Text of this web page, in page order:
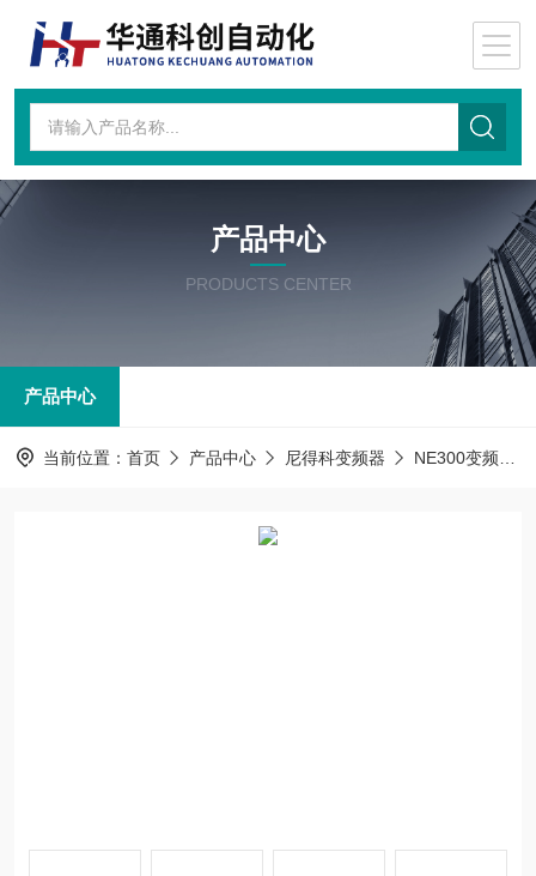
产品中心
PRODUCTS CENTER
产品中心
当前位置： 首页 产品中心 尼得科变频器 NE300变频器